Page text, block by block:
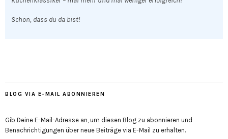
Schön, dass du da bist!
BLOG VIA E-MAIL ABONNIEREN
Gib Deine E-Mail-Adresse an, um diesen Blog zu abonnieren und
Benachrichtigungen über neue Beiträge via E-Mail zu erhalten.